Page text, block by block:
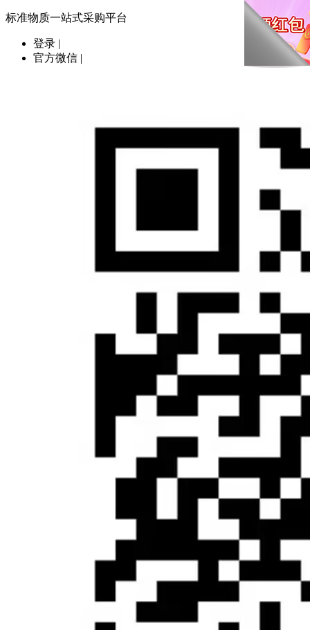
标准物质一站式采购平台
登录 |
官方微信 |